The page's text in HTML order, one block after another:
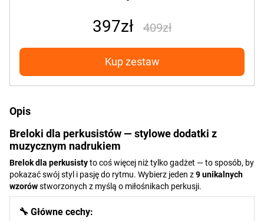
397zł 409zł
Kup zestaw
Opis
Breloki dla perkusistów — stylowe dodatki z
muzycznym nadrukiem
Brelok dla perkusistyto coś więcej niż tylko gadżet — to sposób, by
pokazać swój styl i pasję do rytmu. Wybierz jeden z9 unikalnych
wzorówstworzonych z myślą o miłośnikach perkusji.
🔧 Główne cechy: